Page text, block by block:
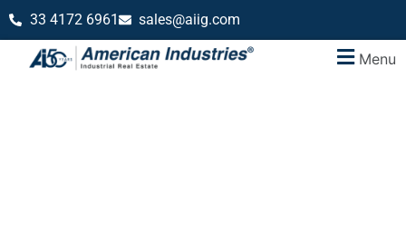
33 4172 6961 sales@aiig.com
Menu